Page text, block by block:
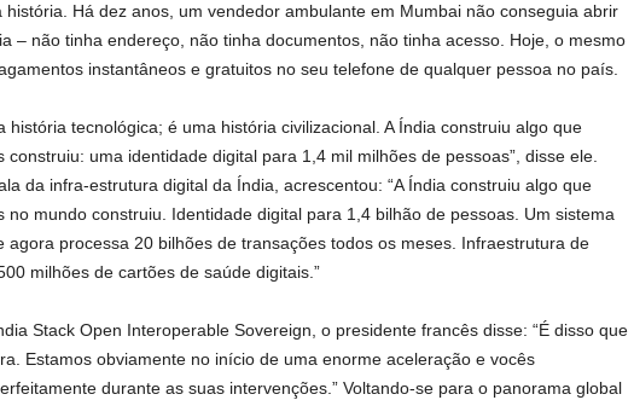
história. Há dez anos, um vendedor ambulante em Mumbai não conseguia abrir
– não tinha endereço, não tinha documentos, não tinha acesso. Hoje, o mesmo
instantâneos e gratuitos no seu telefone de qualquer pessoa no país.
história tecnológica; é uma história civilizacional. A Índia construiu algo que
construiu: uma identidade digital para 1,4 mil milhões de pessoas”, disse ele.
da infra-estrutura digital da Índia, acrescentou: “A Índia construiu algo que
no mundo construiu. Identidade digital para 1,4 bilhão de pessoas. Um sistema
agora processa 20 bilhões de transações todos os meses. Infraestrutura de
milhões de cartões de saúde digitais.”
Stack Open Interoperable Sovereign, o presidente francês disse: “É disso que
Estamos obviamente no início de uma enorme aceleração e vocês
durante as suas intervenções.” Voltando-se para o panorama global